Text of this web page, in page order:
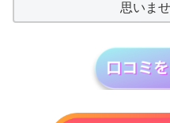
思いま